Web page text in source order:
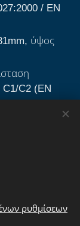
/ EN
ύψος
C1/C2 (EN
ρυθμίσεων